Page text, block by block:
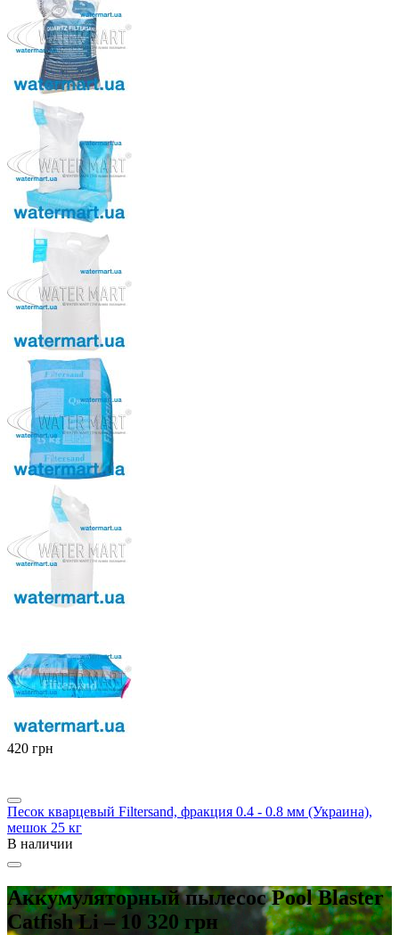
‍420‍ грн
Песок кварцевый Filtersand, фракция 0.4 - 0.8 мм (Украина),
мешок 25 кг
В наличии
Аккумуляторный пылесос Pool Blaster
Catfish Li – 10 320 грн